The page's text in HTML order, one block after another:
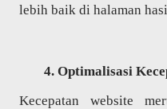
lebih baik di halaman
Optimalisasi
Kecepatan website